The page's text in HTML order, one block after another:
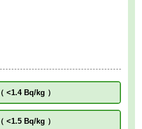
（ <1.4 Bq/kg ）
（ <1.5 Bq/kg ）